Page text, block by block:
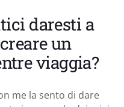
daresti a
un
viaggia?
me la sento di dare